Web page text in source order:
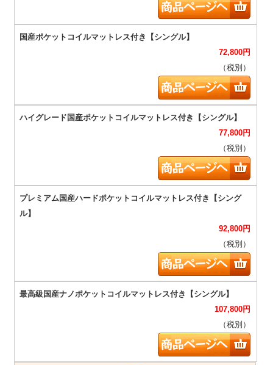
72,800円
（税別）
77,800円
（税別）
92,800円
（税別）
107,800円
（税別）